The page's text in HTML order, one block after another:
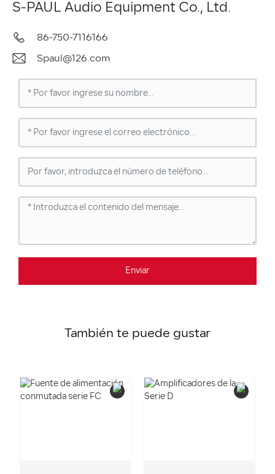
S-PAUL Audio Equipment Co., Ltd.
86-750-7116166
Spaul@126.com
Enviar
También te puede gustar